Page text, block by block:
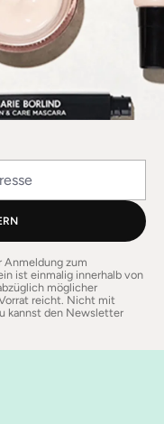
zum
ist einmalig innerhalb von
möglicher
reicht. Nicht mit
kannst den Newsletter